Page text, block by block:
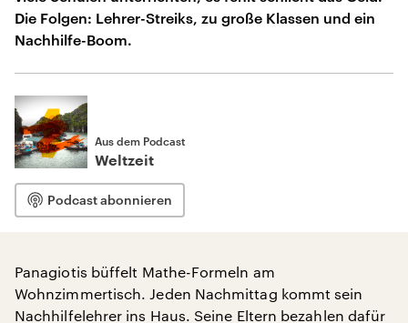
Die Folgen: Lehrer-Streiks, zu große Klassen und ein
Nachhilfe-Boom.
Aus dem Podcast
Weltzeit
Podcast abonnieren
Panagiotis büffelt Mathe-Formeln am
Wohnzimmertisch. Jeden Nachmittag kommt sein
Nachhilfelehrer ins Haus. Seine Eltern bezahlen dafür